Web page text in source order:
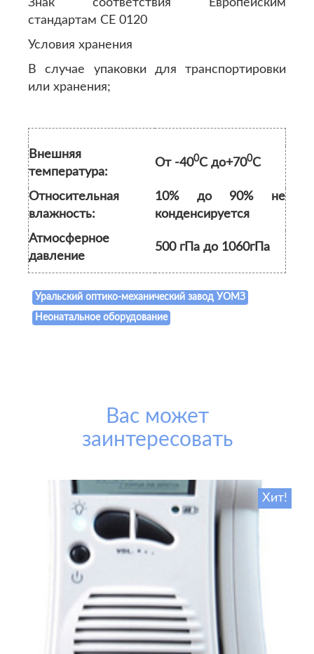
Знак соответствия Европейским
стандартам CE 0120
Условия хранения
В случае упаковки для транспортировки
или хранения;
Внешняя
температура:
От -400С до+700С
Относительная
влажность:
10% до 90% не
конденсируется
Атмосферное
давление
500 гПа до 1060гПа
Уральский оптико-механический завод УОМЗ
Неонатальное оборудование
Вас может
заинтересовать
Хит!